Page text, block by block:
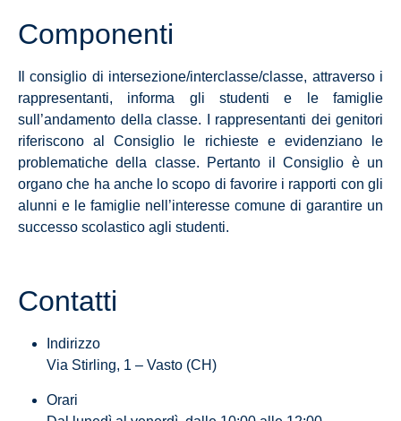
Componenti
Il consiglio di intersezione/interclasse/classe, attraverso i
rappresentanti, informa gli studenti e le famiglie
sull’andamento della classe. I rappresentanti dei genitori
riferiscono al Consiglio le richieste e evidenziano le
problematiche della classe. Pertanto il Consiglio è un
organo che ha anche lo scopo di favorire i rapporti con gli
alunni e le famiglie nell’interesse comune di garantire un
successo scolastico agli studenti.
Contatti
Indirizzo
Via Stirling, 1 – Vasto (CH)
Orari